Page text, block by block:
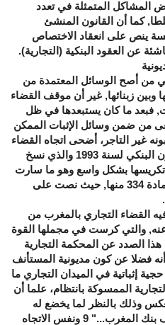
المشاكل المتمثلة في تعدد
كما أن القانون المنشئ
ينص على انعقاد الاختصاص
عن العقود البنكية (التجارية).
من أصح الوسائل المعتمدة من
وبين زبنائها, غير أن موقف القضاء
فبعد ما كان يستبعدها في ظل
التجاري لسنة 1913 الملغى من ضمن وسائل الإثبات الممكن
غير التاجر، أضحى اتجاه القضاء
التجاري خصوصا بعد صدور القانون البنكي لسنة 1993 والذي نسخ
يسعى إلى تكريسها بشكل واسع وهو ما سارت
عليه مدونة التجارة الحالية في المادة 334 منها, حيث نصت على
القضاء التجاري بالمغرب من
عنه, والتي كرست في مجملها القوة
الصدد عن المحكمة التجارية
فضلا عن كون مديونية المستأنف
إثباتية في الميدان التجاري ما
الممسوكة بانتظام، علما أن
وذلك بالنظر لما يخضع له
البنك من رقابة مستمرة من طرف بنك المغرب..." 9 ونفس الاتجاه